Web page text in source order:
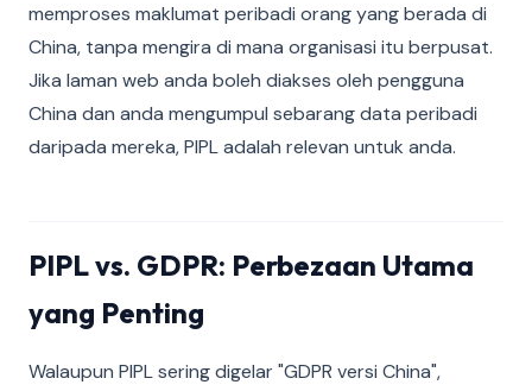
memproses maklumat peribadi orang yang berada di
China, tanpa mengira di mana organisasi itu berpusat.
Jika laman web anda boleh diakses oleh pengguna
China dan anda mengumpul sebarang data peribadi
daripada mereka, PIPL adalah relevan untuk anda.
PIPL vs. GDPR: Perbezaan Utama
yang Penting
Walaupun PIPL sering digelar "GDPR versi China",